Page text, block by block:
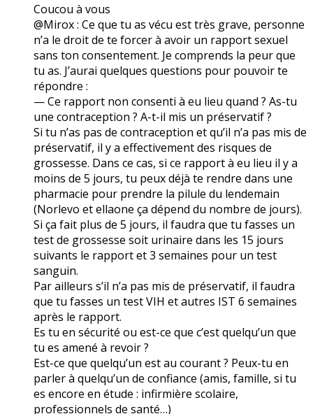
Coucou à vous
@Mirox : Ce que tu as vécu est très grave, personne
n’a le droit de te forcer à avoir un rapport sexuel
sans ton consentement. Je comprends la peur que
tu as. J’aurai quelques questions pour pouvoir te
répondre :
— Ce rapport non consenti à eu lieu quand ? As-tu
une contraception ? A-t-il mis un préservatif ?
Si tu n’as pas de contraception et qu’il n’a pas mis de
préservatif, il y a effectivement des risques de
grossesse. Dans ce cas, si ce rapport à eu lieu il y a
moins de 5 jours, tu peux déjà te rendre dans une
pharmacie pour prendre la pilule du lendemain
(Norlevo et ellaone ça dépend du nombre de jours).
Si ça fait plus de 5 jours, il faudra que tu fasses un
test de grossesse soit urinaire dans les 15 jours
suivants le rapport et 3 semaines pour un test
sanguin.
Par ailleurs s’il n’a pas mis de préservatif, il faudra
que tu fasses un test VIH et autres IST 6 semaines
après le rapport.
Es tu en sécurité ou est-ce que c’est quelqu’un que
tu es amené à revoir ?
Est-ce que quelqu’un est au courant ? Peux-tu en
parler à quelqu’un de confiance (amis, famille, si tu
es encore en étude : infirmière scolaire,
professionnels de santé…)